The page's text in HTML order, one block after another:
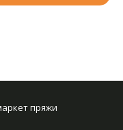
пряжи